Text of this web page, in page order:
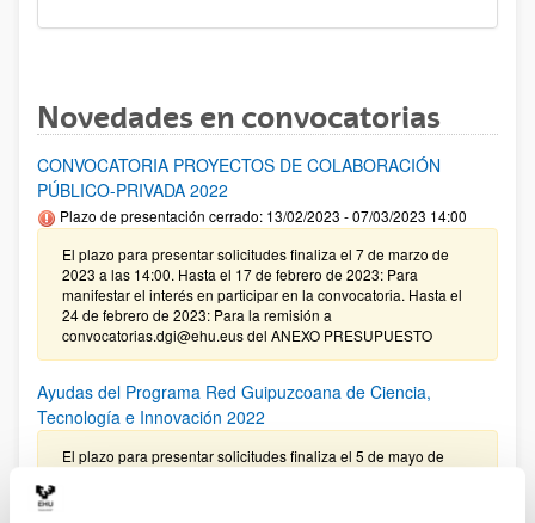
Novedades en convocatorias
CONVOCATORIA PROYECTOS DE COLABORACIÓN
PÚBLICO-PRIVADA 2022
Plazo de presentación cerrado: 13/02/2023 - 07/03/2023 14:00
El plazo para presentar solicitudes finaliza el 7 de marzo de
2023 a las 14:00. Hasta el 17 de febrero de 2023: Para
manifestar el interés en participar en la convocatoria. Hasta el
24 de febrero de 2023: Para la remisión a
convocatorias.dgi@ehu.eus del ANEXO PRESUPUESTO
Ayudas del Programa Red Guipuzcoana de Ciencia,
Tecnología e Innovación 2022
El plazo para presentar solicitudes finaliza el 5 de mayo de